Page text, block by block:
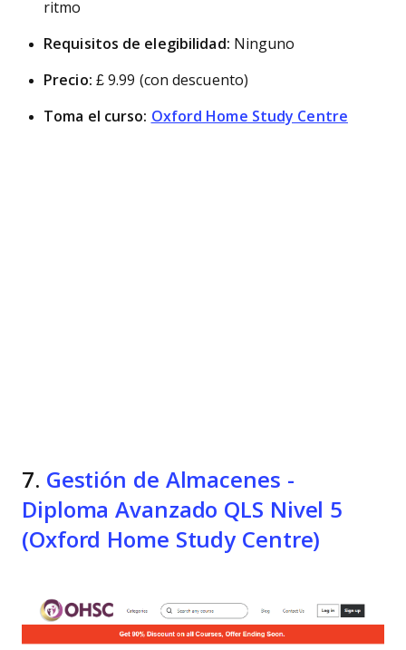
ritmo
Requisitos de elegibilidad: Ninguno
Precio: £ 9.99 (con descuento)
Toma el curso: Oxford Home Study Centre
7. Gestión de Almacenes -
Diploma Avanzado QLS Nivel 5
(Oxford Home Study Centre)